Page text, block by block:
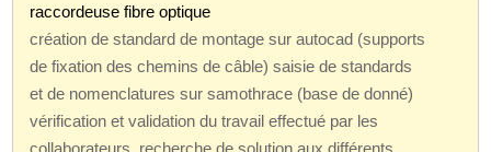
raccordeuse fibre optique
création de standard de montage sur autocad (supports
de fixation des chemins de câble) saisie de standards
et de nomenclatures sur samothrace (base de donné)
vérification et validation du travail effectué par les
collaborateurs. recherche de solution aux différents